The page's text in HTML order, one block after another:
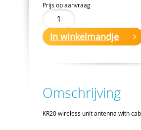
Prijs op aanvraag
In winkelmandje
Omschrijving
KR20 wireless unit antenna with